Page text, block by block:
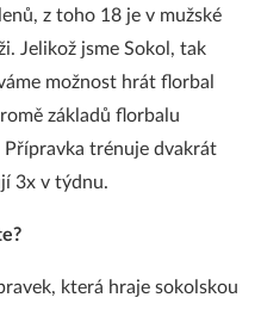
z toho 18 je v mužské
Jelikož jsme Sokol, tak
možnost hrát florbal
základů florbalu
trénuje dvakrát
3x v týdnu.
která hraje sokolskou